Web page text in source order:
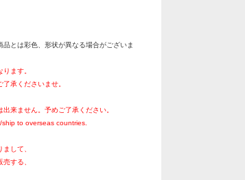
とは彩色、形状が異なる場合がございま
ます。
承くださいませ。
来ません。予めご了承ください。
to overseas countries.
して、
する、